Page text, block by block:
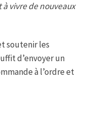
vivre de nouveaux
soutenir les
d’envoyer un
à l’ordre et